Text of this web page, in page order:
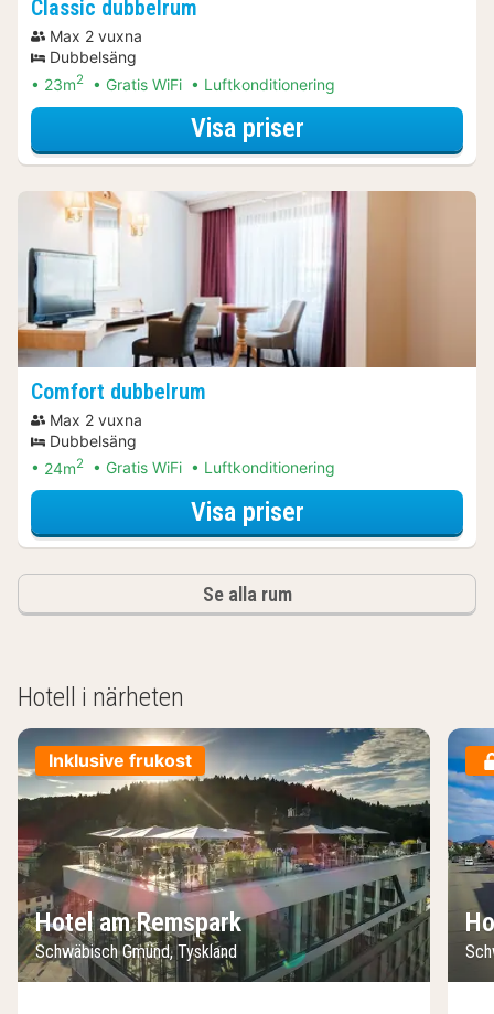
Classic dubbelrum
Max 2 vuxna
Dubbelsäng
23m2 Gratis WiFi Luftkonditionering
Visa priserför Classic
Comfort dubbelrum
Max 2 vuxna
Dubbelsäng
24m2 Gratis WiFi Luftkonditionering
Visa priserför Comfort
Se alla rum
Hotell i närheten
Inklusive frukost
Hotel am Remspark
Schwäbisch Gmünd, Tyskland